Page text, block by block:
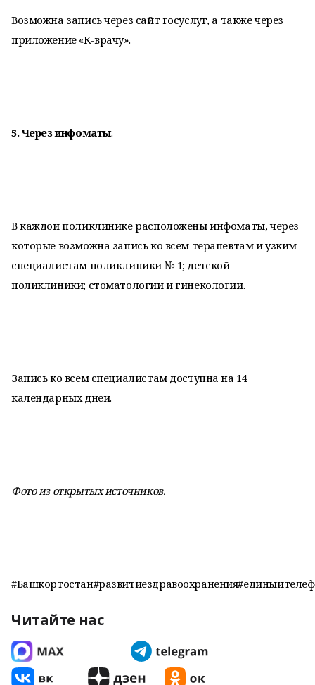
Возможна запись через сайт госуслуг, а также через
приложение «К-врачу».
5. Через инфоматы.
В каждой поликлинике расположены инфоматы, через
которые возможна запись ко всем терапевтам и узким
специалистам поликлиники № 1; детской
поликлиники; стоматологии и гинекологии.
Запись ко всем специалистам доступна на 14
календарных дней.
Фото из открытых источников.
Читайте нас